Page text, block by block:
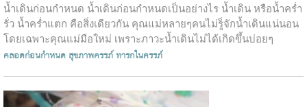
น้ำเดินก่อนกำหนด น้ำเดินก่อนกำหนดเป็นอย่างไร น้ำเดิน หรือน้ำคร่ำ
รั่ว น้ำคร่ำแตก คือสิ่งเดียวกัน คุณแม่หลายๆคนไม่รู็จักน้ำเดินแน่นอน
โดยเฉพาะคุณแม่มือใหม่ เพราะภาวะน้ำเดินไม่ได้เกิดขึ้นบ่อยๆ
ยกเว...
คลอดก่อนกำหนด สุขภาพครรภ์ทารกในครรภ์